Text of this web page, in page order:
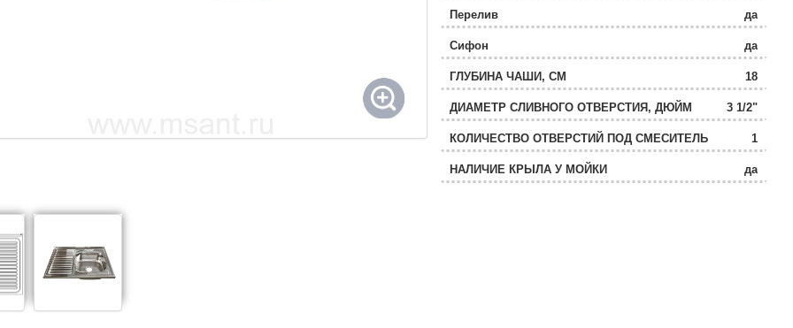
Перелив да
Сифон да
ГЛУБИНА ЧАШИ, СМ 18
ДИАМЕТР СЛИВНОГО ОТВЕРСТИЯ, ДЮЙМ 3 1/2"
КОЛИЧЕСТВО ОТВЕРСТИЙ ПОД СМЕСИТЕЛЬ 1
НАЛИЧИЕ КРЫЛА У МОЙКИ да